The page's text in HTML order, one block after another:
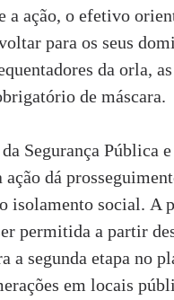
ação, o efetivo
para os seus
da orla,
de máscara.
Segurança Pública
ação dá
isolamento social. A
permitida a partir
a segunda etapa no
em locais